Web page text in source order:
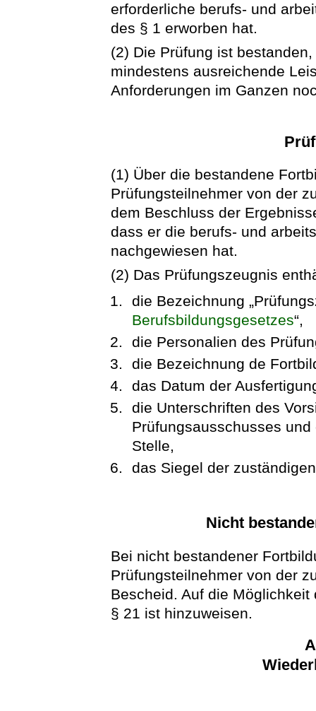
erforderliche berufs- und
des § 1 erworben hat.
(2) Die Prüfung ist
mindestens ausreichende
Anforderungen im Ganzen
(1) Über die bestandene
Prüfungsteilnehmer von der
dem Beschluss der
dass er die berufs- und
nachgewiesen hat.
(2) Das Prüfungszeugnis
die Bezeichnung
Berufsbildungsgesetzes“,
die Personalien des
die Bezeichnung de
das Datum der
die Unterschriften des
Prüfungsausschusses
Stelle,
das Siegel der
Nicht
Bei nicht bestandener
Prüfungsteilnehmer von der
Bescheid. Auf die
§ 21 ist hinzuweisen.